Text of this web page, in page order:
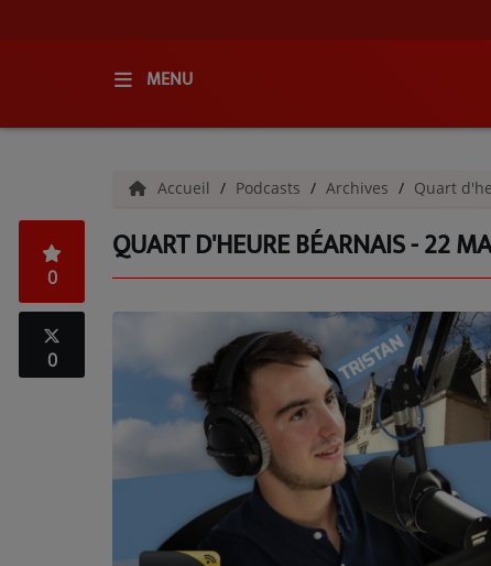
MENU
QUI SOMMES-NOUS ?
GRILLE DES PROGRAMMES
C'ÉTAIT QUOI CE TITRE ?
PODCASTS - SAISON 2026/2027
NOS PROGRAMMES COURTS
Accueil Podcasts Archives Quart
QUART D'HEURE BÉARNAIS - 22
0
0